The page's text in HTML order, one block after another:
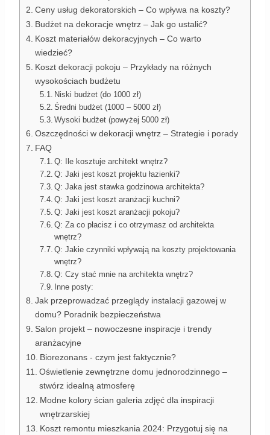
Ceny usług dekoratorskich – Co wpływa na koszty?
Budżet na dekoracje wnętrz – Jak go ustalić?
Koszt materiałów dekoracyjnych – Co warto
wiedzieć?
Koszt dekoracji pokoju – Przykłady na różnych
wysokościach budżetu
Niski budżet (do 1000 zł)
Średni budżet (1000 – 5000 zł)
Wysoki budżet (powyżej 5000 zł)
Oszczędności w dekoracji wnętrz – Strategie i porady
FAQ
Q: Ile kosztuje architekt wnętrz?
Q: Jaki jest koszt projektu łazienki?
Q: Jaka jest stawka godzinowa architekta?
Q: Jaki jest koszt aranżacji kuchni?
Q: Jaki jest koszt aranżacji pokoju?
Q: Za co płacisz i co otrzymasz od architekta
wnętrz?
Q: Jakie czynniki wpływają na koszty projektowania
wnętrz?
Q: Czy stać mnie na architekta wnętrz?
Inne posty:
Jak przeprowadzać przeglądy instalacji gazowej w
domu? Poradnik bezpieczeństwa
Salon projekt – nowoczesne inspiracje i trendy
aranżacyjne
Biorezonans - czym jest faktycznie?
Oświetlenie zewnętrzne domu jednorodzinnego –
stwórz idealną atmosferę
Modne kolory ścian galeria zdjęć dla inspiracji
wnętrzarskiej
Koszt remontu mieszkania 2024: Przygotuj się na